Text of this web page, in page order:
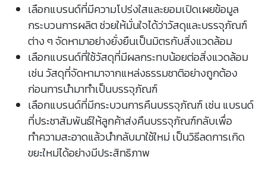
เลือกแบรนด์ที่มีความโปร่งใสและยอมเปิดเผยข้อมูล
กระบวนการผลิต ช่วยให้มั่นใจได้ว่าวัสดุและบรรจุภัณฑ์
ต่าง ๆ จัดหามาอย่างยั่งยืนเป็นมิตรกับสิ่งแวดล้อม
เลือกแบรนด์ที่ใช้วัสดุที่มีผลกระทบน้อยต่อสิ่งแวดล้อม
เช่น วัสดุที่จัดหามาจากแหล่งธรรมชาติอย่างถูกต้อง
ก่อนการนำมาทำเป็นบรรจุภัณฑ์
เลือกแบรนด์ที่มีกระบวนการคืนบรรจุภัณฑ์ เช่น แบรนด์
ที่ประชาสัมพันธ์ให้ลูกค้าส่งคืนบรรจุภัณฑ์กลับเพื่อ
ทำความสะอาดแล้วนำกลับมาใช้ใหม่ เป็นวิธีลดการเกิด
ขยะใหม่ได้อย่างมีประสิทธิภาพ